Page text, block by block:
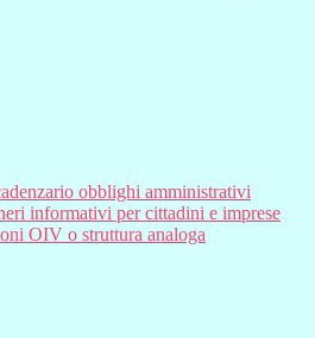
obblighi amministrativi
informativi per cittadini e imprese
OIV o struttura analoga